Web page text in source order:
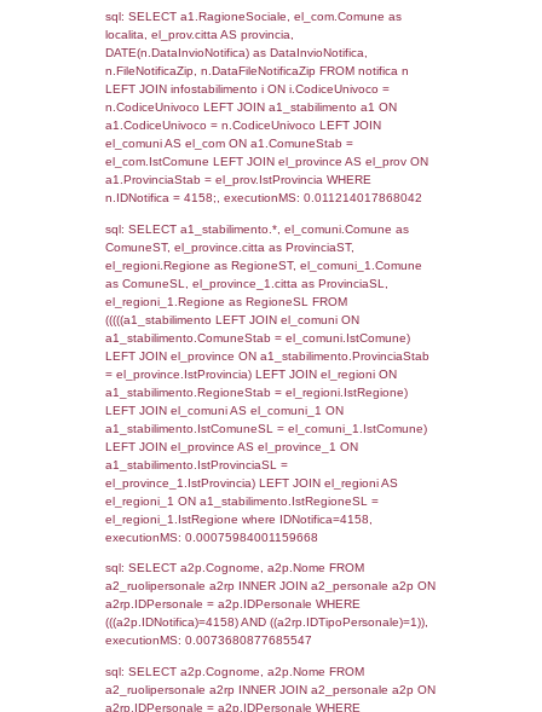
STABILIMENTO E RIEPILOGO SOSTANZE
DI CUI ALL'ALLEGATO 1 DEL DECRETO
DELLA DIRETTIVA 2012/18/UE
SEZIONE L (pubblico) - INFORMAZIONI
INCIDENTALI CON IMPATTO
STABILIMENTO
Indietro
Debug
sql: SELECT COUNT(*) FROM `userlevels`
`userlevelid` = -2, executionMS:
sql: SELECT `userlevelid`, `userlevelname`
`userlevels`, executionMS:
sql: SELECT COUNT(*) FROM
WHERE `userlevelid` = -2, executionMS:
0.00021791458129883